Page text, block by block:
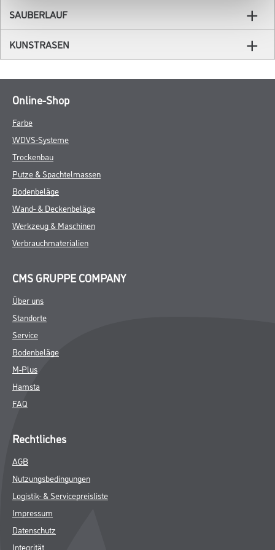
SAUBERLAUF
KUNSTRASEN
Online-Shop
Farbe
WDVS-Systeme
Trockenbau
Putze & Spachtelmassen
Bodenbeläge
Wand- & Deckenbeläge
Werkzeug & Maschinen
Verbrauchmaterialien
CMS GRUPPE COMPANY
Über uns
Standorte
Service
Bodenbeläge
M-Plus
Hamsta
FAQ
Rechtliches
AGB
Nutzungsbedingungen
Logistik- & Servicepreisliste
Impressum
Datenschutz
Integrität